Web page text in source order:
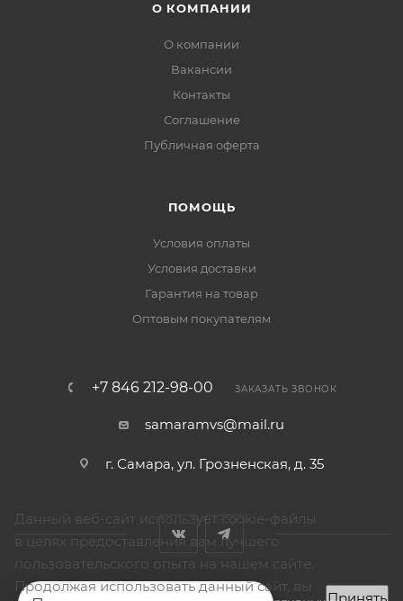
О КОМПАНИИ
О компании
Вакансии
Контакты
Соглашение
Публичная оферта
ПОМОЩЬ
Условия оплаты
Условия доставки
Гарантия на товар
Оптовым покупателям
+7 846 212-98-00 ЗАКАЗАТЬ ЗВОНОК
samaramvs@mail.ru
г. Самара, ул. Грозненская, д. 35
Данный веб-сайт использует cookie-файлы
в целях предоставления вам лучшего
пользовательского опыта на нашем сайте.
Продолжая использовать данный сайт, вы
Принять